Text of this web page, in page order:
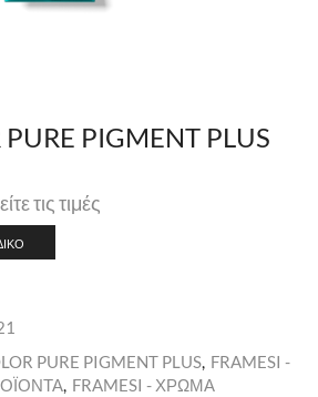
PIGMENT PLUS
τις τιμές
PURE PIGMENT PLUS, FRAMESI -
, FRAMESI - ΧΡΩΜΑ